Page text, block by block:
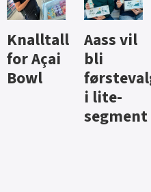
Brus og
jus fra
Berentsen
Hard
iste fra
Hansa